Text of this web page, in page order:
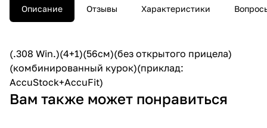
Описание Отзывы Характеристики
(.308 Win.)(4+1)(56cм)(без открытого прицела)
(комбинированный курок)(приклад:
AccuStock+AccuFit)
Вам также может понравиться